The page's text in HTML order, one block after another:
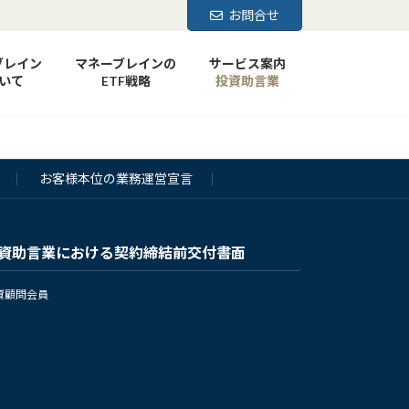
お問合せ
レイン
て
マネーブレインの
ETF戦略
サービス案内
投資助言業
お客様本位の業務運営宣言
助言業における契約締結前交付書面
顧問会員